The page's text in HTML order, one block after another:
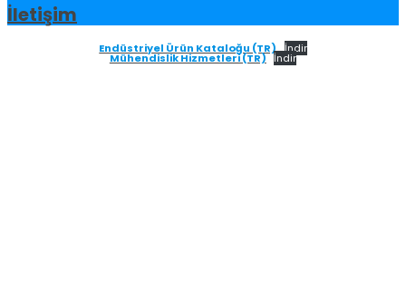
İletişim
Endüstriyel Ürün Kataloğu (TR) İndir
Mühendislik Hizmetleri (TR) İndir